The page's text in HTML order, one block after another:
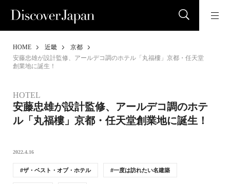
HOME 近畿
京都
安藤忠雄が設計監修、アールデコ調のホテル「丸福樓」京都・任天堂
創業地に誕生！
HOTEL
安藤忠雄が設計監修、アールデコ調のホテ
ル「丸福樓」京都・任天堂創業地に誕生！
2022.4.16
ザ・ベスト・オブ・ホテル 一度は訪れたい名建築